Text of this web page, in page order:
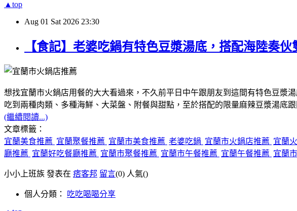
▲top
Aug 01 Sat 2026 23:30
【食記】老婆吃鍋有特色豆漿湯底，搭配海陸奏
想找宜蘭市火鍋店用餐的大大看過來，不久前平日中午跟朋友到這間有特色豆漿
吃到兩種肉類、多種海鮮、大菜盤、附餐與甜點，至於搭配的限量麻辣豆漿湯底
(繼續閱讀...)
文章標籤：
宜蘭美食推薦 宜蘭聚餐推薦 宜蘭市美食推薦 老婆吃鍋 宜蘭市火鍋店推薦 宜蘭
廳推薦 宜蘭好吃餐廳推薦 宜蘭市聚餐推薦 宜蘭市午餐推薦 宜蘭午餐推薦 宜蘭
小小上班族 發表在 痞客邦 留言(0) 人氣()
個人分類： 吃吃喝喝分享